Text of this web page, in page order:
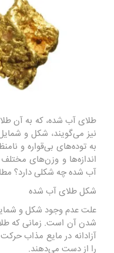
طلای آب شده، که به آن
نیز می‌گویند، شکل و
به توده‌های بی‌قواره و
اندازه‌ها و وزن‌های مختلف
آب شده چه شکلی دارد؟
شکل طلای آب شده
علت عدم وجود شکل و
شدن آن است. زمانی که
آزادانه در مایع مذاب
را از دست می‌دهند.